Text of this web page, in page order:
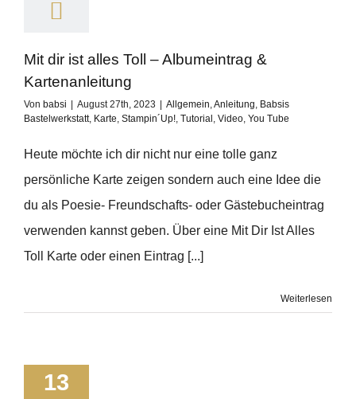
Mit dir ist alles Toll – Albumeintrag &
Kartenanleitung
Von babsi August 27th, 2023 Allgemein,Anleitung, Babsis
Bastelwerkstatt, Karte, Stampin´Up!, Tutorial , Video, You Tube
Heute möchte ich dir nicht nur eine tolle ganz
persönliche Karte zeigen sondern auch eine Idee die
du als Poesie- Freundschafts- oder Gästebucheintrag
verwenden kannst geben. Über eine Mit Dir Ist Alles
Toll Karte oder einen Eintrag [...]
Weiterlesen
13